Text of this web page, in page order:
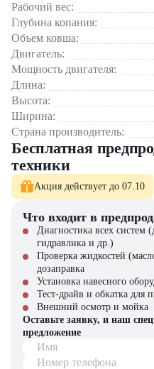
Легкий вес
Маневренность
Комфорт оператора
Этот мини-экскаватор
выполнении малых
обеспечивая высокую
Рабочий вес:
Глубина копания:
Объем ковша:
Двигатель:
Мощность двигателя:
Длина:
Высота:
Ширина:
Страна производитель:
Бесплатная
техники
Акция действует до 07.10
Что входит в
Диагностика всех систем
гидравлика и др.)
Проверка жидкостей
дозаправка
Установка навесного
Тест-драйв и обкатка для
Внешний осмотр и мойка
Оставьте заявку, и наш
предложение
Имя
Номер телефона